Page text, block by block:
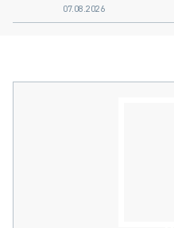
07.08.2026